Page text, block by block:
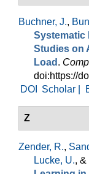
Buchner, J.,
Systematic
Studies on
Load .
doi:https://
DOI
Scholar |
Z
Zender, R.,
Lucke, U., &